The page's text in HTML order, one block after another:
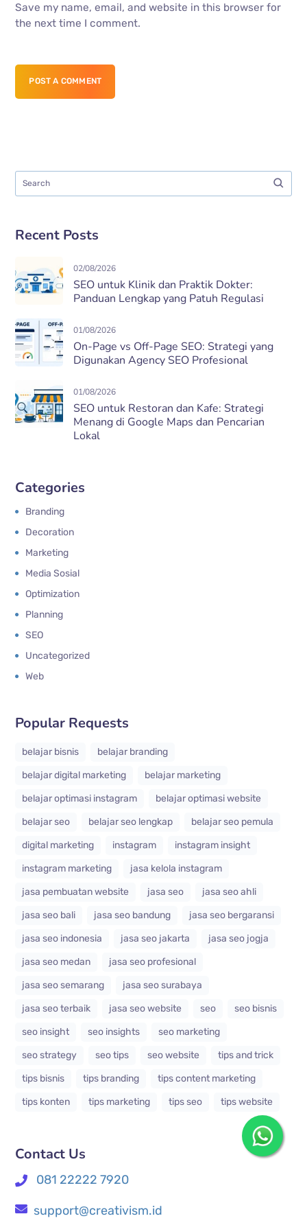
Save my name, email, and website in this browser for
the next time I comment.
POST A COMMENT
Recent Posts
02/08/2026
SEO untuk Klinik dan Praktik Dokter:
Panduan Lengkap yang Patuh Regulasi
01/08/2026
On-Page vs Off-Page SEO: Strategi yang
Digunakan Agency SEO Profesional
01/08/2026
SEO untuk Restoran dan Kafe: Strategi
Menang di Google Maps dan Pencarian
Lokal
Categories
Branding
Decoration
Marketing
Media Sosial
Optimization
Planning
SEO
Uncategorized
Web
Popular Requests
belajar bisnis
belajar branding
belajar digital marketing
belajar marketing
belajar optimasi instagram
belajar optimasi website
belajar seo
belajar seo lengkap
belajar seo pemula
digital marketing
instagram
instagram insight
instagram marketing
jasa kelola instagram
jasa pembuatan website
jasa seo
jasa seo ahli
jasa seo bali
jasa seo bandung
jasa seo bergaransi
jasa seo indonesia
jasa seo jakarta
jasa seo jogja
jasa seo medan
jasa seo profesional
jasa seo semarang
jasa seo surabaya
jasa seo terbaik
jasa seo website seo
seo bisnis
seo insight
seo insights
seo marketing
seo strategy
seo tips seo website
tips and trick
tips bisnis
tips branding
tips content marketing
tips konten
tips marketing tips seo tips website
Contact Us
081 22222 7920
support@creativism.id